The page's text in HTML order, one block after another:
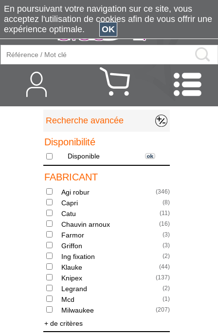
Recherche avancée
Disponibilité
Disponible
FABRICANT
Agi robur (346)
Capri (8)
Catu (11)
Chauvin arnoux (16)
Farmor (3)
Griffon (3)
Ing fixation (2)
Klauke (44)
Knipex (137)
Legrand (2)
Mcd (1)
Milwaukee (207)
+ de critères
En poursuivant votre navigation sur ce site, vous
acceptez l'utilisation de cookies afin de vous offrir une
expérience optimale.
OK